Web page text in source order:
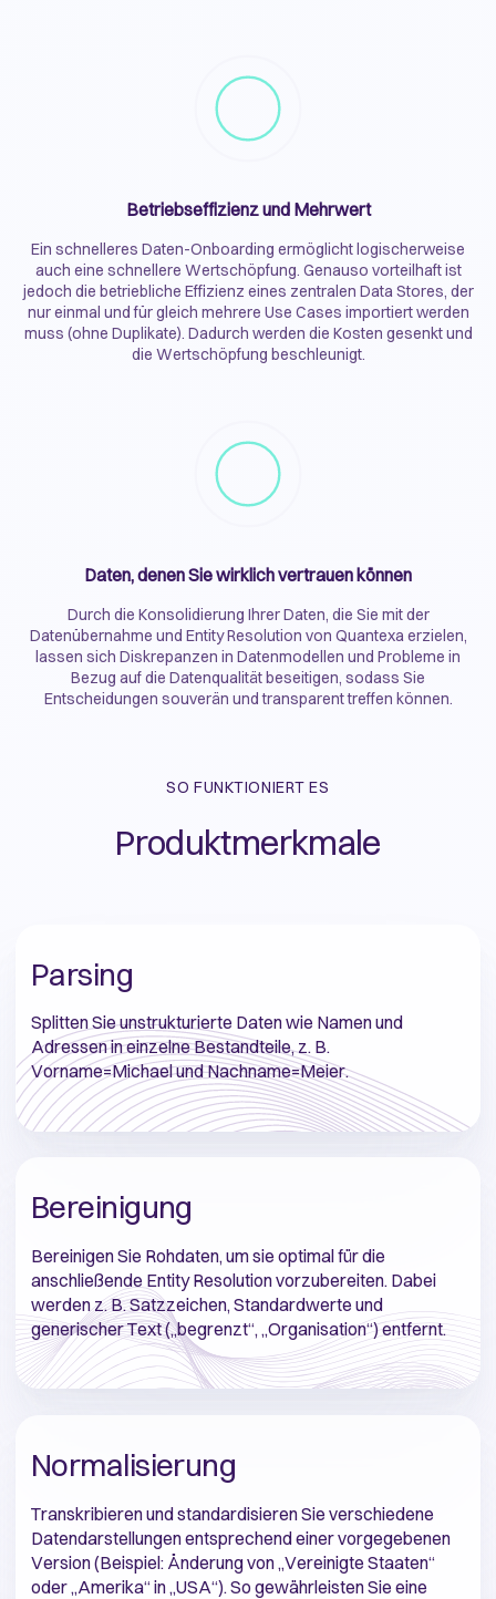
Betriebseffizienz und Mehrwert
Ein schnelleres Daten-Onboarding ermöglicht logischerweise
auch eine schnellere Wertschöpfung. Genauso vorteilhaft ist
jedoch die betriebliche Effizienz eines zentralen Data Stores, der
nur einmal und für gleich mehrere Use Cases importiert werden
muss (ohne Duplikate). Dadurch werden die Kosten gesenkt und
die Wertschöpfung beschleunigt.
Daten, denen Sie wirklich vertrauen können
Durch die Konsolidierung Ihrer Daten, die Sie mit der
Datenübernahme und Entity Resolution von Quantexa erzielen,
lassen sich Diskrepanzen in Datenmodellen und Probleme in
Bezug auf die Datenqualität beseitigen, sodass Sie
Entscheidungen souverän und transparent treffen können.
SO FUNKTIONIERT ES
Produktmerkmale
Parsing
Splitten Sie unstrukturierte Daten wie Namen und
Adressen in einzelne Bestandteile, z. B.
Vorname=Michael und Nachname=Meier.
Bereinigung
Bereinigen Sie Rohdaten, um sie optimal für die
anschließende Entity Resolution vorzubereiten. Dabei
werden z. B. Satzzeichen, Standardwerte und
generischer Text („begrenzt“, „Organisation“) entfernt.
Normalisierung
Transkribieren und standardisieren Sie verschiedene
Datendarstellungen entsprechend einer vorgegebenen
Version (Beispiel: Änderung von „Vereinigte Staaten“
oder „Amerika“ in „USA“). So gewährleisten Sie eine